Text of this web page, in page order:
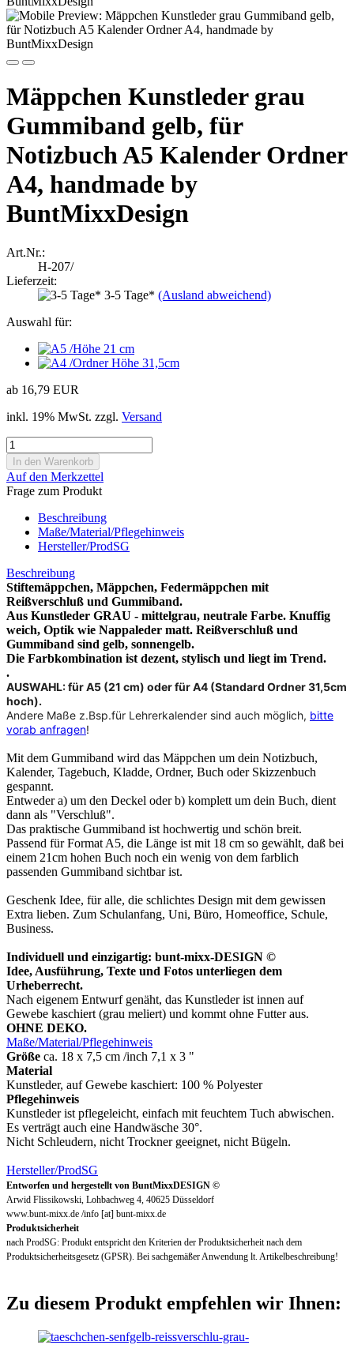
Mäppchen Kunstleder grau
Gummiband gelb, für
Notizbuch A5 Kalender Ordner
A4, handmade by
BuntMixxDesign
Art.Nr.:
H-207/
Lieferzeit:
3-5 Tage* (Ausland abweichend)
Auswahl für:
ab 16,79 EUR
inkl. 19% MwSt. zzgl. Versand
Auf den Merkzettel
Frage zum Produkt
Beschreibung
Maße/Material/Pflegehinweis
Hersteller/ProdSG
Beschreibung
Stiftemäppchen, Mäppchen, Federmäppchen mit
Reißverschluß und Gummiband.
Aus Kunstleder GRAU - mittelgrau, neutrale Farbe. Knuffig
weich, Optik wie Nappaleder matt. Reißverschluß und
Gummiband sind gelb, sonnengelb.
Die Farbkombination ist dezent, stylisch und liegt im Trend.
.
AUSWAHL: für A5 (21 cm) oder für A4 (Standard Ordner 31,5cm
hoch).
Andere Maße z.Bsp.für Lehrerkalender sind auch möglich, bitte
vorab anfragen!
Mit dem Gummiband wird das Mäppchen um dein Notizbuch,
Kalender, Tagebuch, Kladde, Ordner, Buch oder Skizzenbuch
gespannt.
Entweder a) um den Deckel oder b) komplett um dein Buch, dient
dann als "Verschluß".
Das praktische Gummiband ist hochwertig und schön breit.
Passend für Format A5, die Länge ist mit 18 cm so gewählt, daß bei
einem 21cm hohen Buch noch ein wenig von dem farblich
passenden Gummiband sichtbar ist.
Geschenk Idee, für alle, die schlichtes Design mit dem gewissen
Extra lieben. Zum Schulanfang, Uni, Büro, Homeoffice, Schule,
Business.
Individuell und einzigartig: bunt-mixx-DESIGN ©
Idee, Ausführung, Texte und Fotos unterliegen dem
Urheberrecht.
Nach eigenem Entwurf genäht, das Kunstleder ist innen auf
Gewebe kaschiert (grau meliert) und kommt ohne Futter aus.
OHNE DEKO.
Maße/Material/Pflegehinweis
Größe ca. 18 x 7,5 cm /inch 7,1 x 3 "
Material
Kunstleder, auf Gewebe kaschiert: 100 % Polyester
Pflegehinweis
Kunstleder ist pflegeleicht, einfach mit feuchtem Tuch abwischen.
Es verträgt auch eine Handwäsche 30°.
Nicht Schleudern, nicht Trockner geeignet, nicht Bügeln.
Hersteller/ProdSG
Entworfen und hergestellt von BuntMixxDESIGN ©
Arwid Flissikowski, Lohbachweg 4, 40625 Düsseldorf
www.bunt-mixx.de /info [at] bunt-mixx.de
Produktsicherheit
nach ProdSG: Produkt entspricht den Kriterien der Produktsicherheit nach dem
Produktsicherheitsgesetz (GPSR). Bei sachgemäßer Anwendung lt. Artikelbeschreibung!
Zu diesem Produkt empfehlen wir Ihnen: